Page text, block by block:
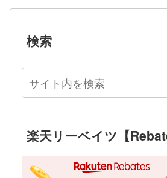
検索
楽天リーベイツ【